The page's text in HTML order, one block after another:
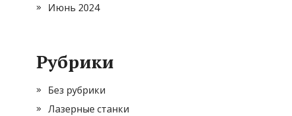
Июнь 2024
Рубрики
Без рубрики
Лазерные станки